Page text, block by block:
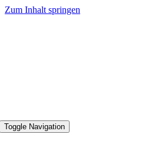
Zum Inhalt springen
Toggle Navigation